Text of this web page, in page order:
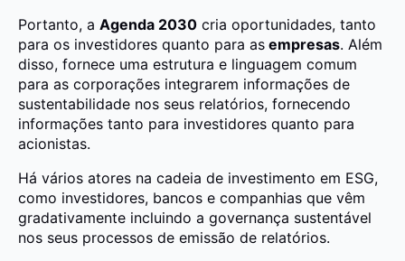
Portanto, a Agenda 2030 cria oportunidades, tanto
para os investidores quanto para as empresas. Além
disso, fornece uma estrutura e linguagem comum
para as corporações integrarem informações de
sustentabilidade nos seus relatórios, fornecendo
informações tanto para investidores quanto para
acionistas.
Há vários atores na cadeia de investimento em ESG,
como investidores, bancos e companhias que vêm
gradativamente incluindo a governança sustentável
nos ‎seus processos de emissão de relatórios‎.